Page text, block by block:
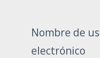
Nombre de
electrónico